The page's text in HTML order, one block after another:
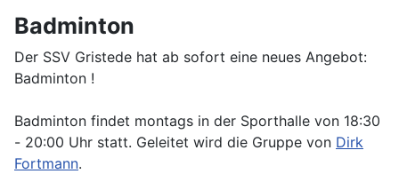
Badminton
Der SSV Gristede hat ab sofort eine neues Angebot:
Badminton !
Badminton findet montags in der Sporthalle von 18:30
- 20:00 Uhr statt. Geleitet wird die Gruppe von Dirk
Fortmann.